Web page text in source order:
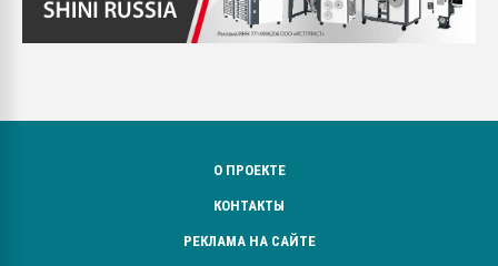
О ПРОЕКТЕ
КОНТАКТЫ
РЕКЛАМА НА САЙТЕ